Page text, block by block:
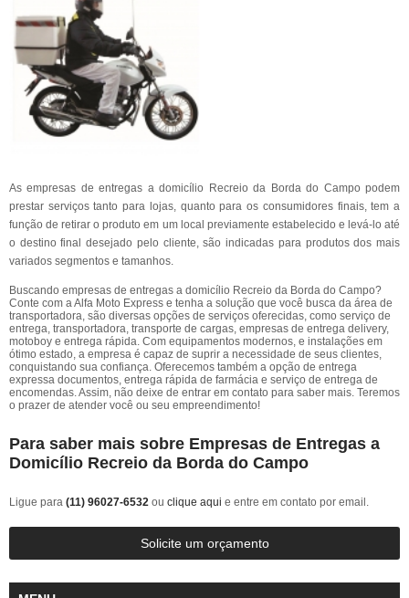
As empresas de entregas a domicílio Recreio da Borda do Campo podem
prestar serviços tanto para lojas, quanto para os consumidores finais, tem a
função de retirar o produto em um local previamente estabelecido e levá-lo até
o destino final desejado pelo cliente, são indicadas para produtos dos mais
variados segmentos e tamanhos.
Buscando empresas de entregas a domicílio Recreio da Borda do Campo?
Conte com a Alfa Moto Express e tenha a solução que você busca da área de
transportadora, são diversas opções de serviços oferecidas, como serviço de
entrega, transportadora, transporte de cargas, empresas de entrega delivery,
motoboy e entrega rápida. Com equipamentos modernos, e instalações em
ótimo estado, a empresa é capaz de suprir a necessidade de seus clientes,
conquistando sua confiança. Oferecemos também a opção de entrega
expressa documentos, entrega rápida de farmácia e serviço de entrega de
encomendas. Assim, não deixe de entrar em contato para saber mais. Teremos
o prazer de atender você ou seu empreendimento!
Para saber mais sobre Empresas de Entregas a
Domicílio Recreio da Borda do Campo
Ligue para (11) 96027-6532 ou clique aqui e entre em contato por email.
Solicite um orçamento